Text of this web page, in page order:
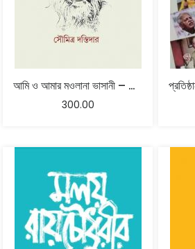
আমি ও আমার মওলানা ভাসানী – সৌমিত্র দস্তিদার
300.00